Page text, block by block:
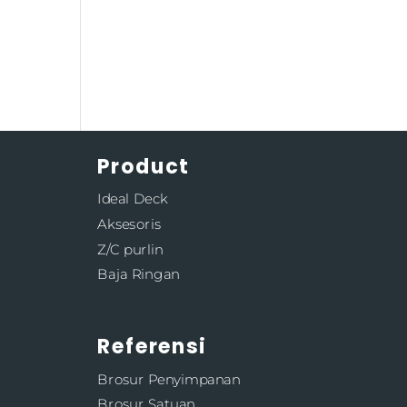
Product
Ideal Deck
Aksesoris
Z/C purlin
Baja Ringan
Referensi
Brosur Penyimpanan